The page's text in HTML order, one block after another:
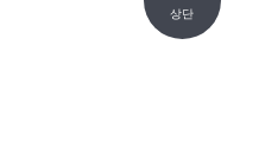
상단